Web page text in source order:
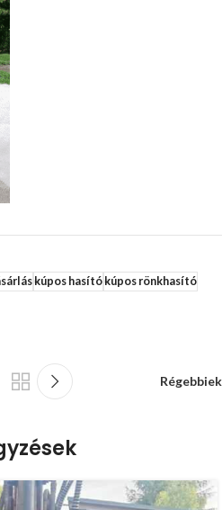
kúpos hasítókúpos rönkhasító
Régebbiek